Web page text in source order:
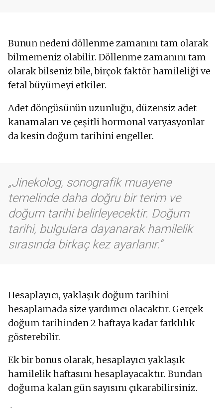
Bunun nedeni döllenme zamanını tam olarak
bilmemeniz olabilir. Döllenme zamanını tam
olarak bilseniz bile, birçok faktör hamileliği ve
fetal büyümeyi etkiler.
Adet döngüsünün uzunluğu, düzensiz adet
kanamaları ve çeşitli hormonal varyasyonlar
da kesin doğum tarihini engeller.
Jinekolog, sonografik muayene
temelinde daha doğru bir terim ve
doğum tarihi belirleyecektir. Doğum
tarihi, bulgulara dayanarak hamilelik
sırasında birkaç kez ayarlanır.
Hesaplayıcı, yaklaşık doğum tarihini
hesaplamada size yardımcı olacaktır. Gerçek
doğum tarihinden 2 haftaya kadar farklılık
gösterebilir.
Ek bir bonus olarak, hesaplayıcı yaklaşık
hamilelik haftasını hesaplayacaktır. Bundan
doğuma kalan gün sayısını çıkarabilirsiniz.